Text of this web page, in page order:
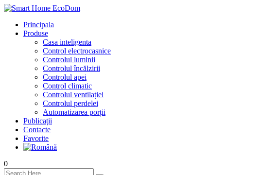
Principala
Produse
Casa inteligenta
Control electrocasnice
Controlul luminii
Controlul încălzirii
Controlul apei
Control climatic
Controlul ventilației
Сontrolul perdelei
Automatizarea porții
Publicații
Contacte
Favorite
0